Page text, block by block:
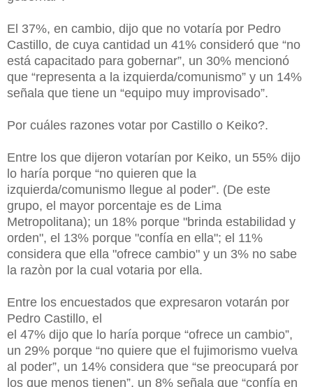
El 37%, en cambio, dijo que no votaría por Pedro
Castillo, de cuya cantidad un 41% consideró que “no
está capacitado para gobernar”, un 30% mencionó
que “representa a la izquierda/comunismo” y un 14%
señala que tiene un “equipo muy improvisado”.
Por cuáles razones votar por Castillo o Keiko?.
Entre los que dijeron votarían por Keiko, un 55% dijo
lo haría porque “no quieren que la
izquierda/comunismo llegue al poder”. (De este
grupo, el mayor porcentaje es de Lima
Metropolitana); un 18% porque "brinda estabilidad y
orden", el 13% porque "confía en ella"; el 11%
considera que ella "ofrece cambio" y un 3% no sabe
la razòn por la cual votaria por ella.
Entre los encuestados que expresaron votarán por
Pedro Castillo, el
el 47% dijo que lo haría porque “ofrece un cambio”,
un 29% porque “no quiere que el fujimorismo vuelva
al poder”, un 14% considera que “se preocupará por
los que menos tienen”, un 8% señala que “confía en